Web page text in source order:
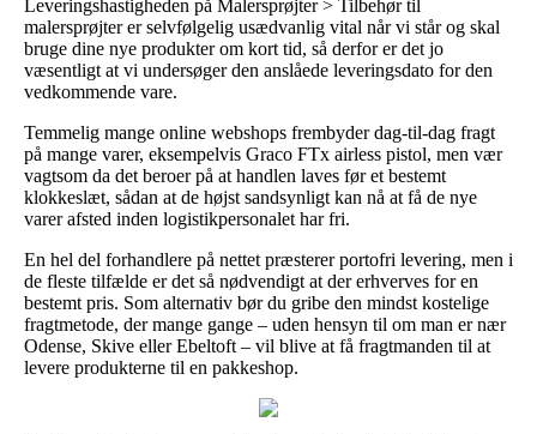
Leveringshastigheden på Malersprøjter > Tilbehør til
malersprøjter er selvfølgelig usædvanlig vital når vi står og skal
bruge dine nye produkter om kort tid, så derfor er det jo
væsentligt at vi undersøger den anslåede leveringsdato for den
vedkommende vare.
Temmelig mange online webshops frembyder dag-til-dag fragt
på mange varer, eksempelvis Graco FTx airless pistol, men vær
vagtsom da det beroer på at handlen laves før et bestemt
klokkeslæt, sådan at de højst sandsynligt kan nå at få de nye
varer afsted inden logistikpersonalet har fri.
En hel del forhandlere på nettet præsterer portofri levering, men i
de fleste tilfælde er det så nødvendigt at der erhverves for en
bestemt pris. Som alternativ bør du gribe den mindst kostelige
fragtmetode, der mange gange – uden hensyn til om man er nær
Odense, Skive eller Ebeltoft – vil blive at få fragtmanden til at
levere produkterne til en pakkeshop.